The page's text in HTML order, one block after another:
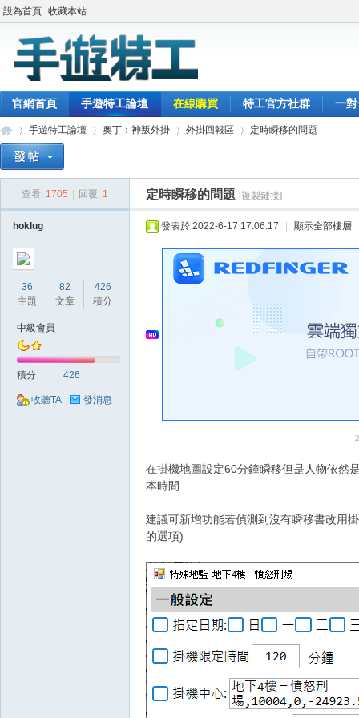
設為首頁 收藏本站
官網首頁 手遊特工論壇 在線購買 特工官方社群 一
手遊特工論壇
›
奧丁：神叛外掛
›
外掛回報區
›
定時瞬移的問題
查看: 1705 回覆: 1 定時瞬移的問題 [複製鏈接]
hoklug
36
主題
82
文章
426
積分
中級會員
積分 426
收聽TA 發消息
發表於 2022-6-17 17:06:17 顯示全部樓層
在掛機地圖設定60分鐘瞬移但是人物依然
本時間
建議可新增功能若偵測到沒有瞬移書改用
的選項)